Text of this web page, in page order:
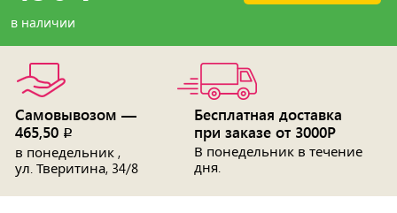
в наличии
Самовывозом —
465,50 p
в понедельник ,
ул. Тверитина, 34/8
Бесплатная доставка
при заказе от 3000Р
В понедельник в течение
дня.